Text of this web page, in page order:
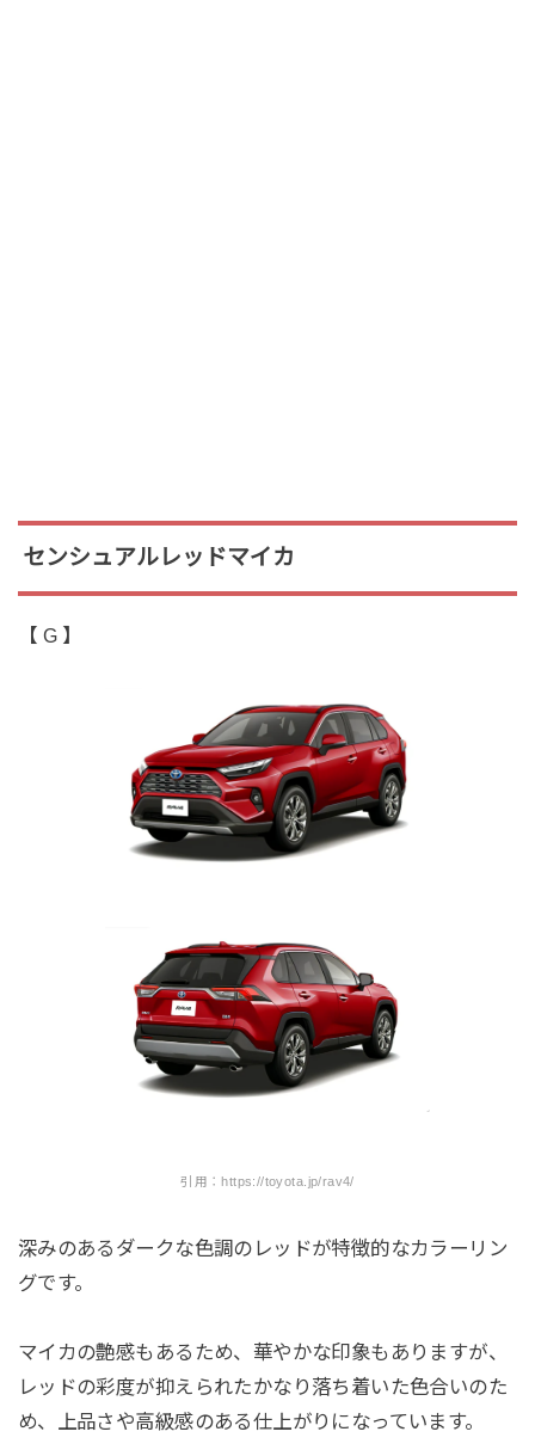
センシュアルレッドマイカ
【 G 】
引用：https://toyota.jp/rav4/
深みのあるダークな色調のレッドが特徴的なカラーリン
グです。
マイカの艶感もあるため、華やかな印象もありますが、
レッドの彩度が抑えられたかなり落ち着いた色合いのた
め、上品さや高級感のある仕上がりになっています。